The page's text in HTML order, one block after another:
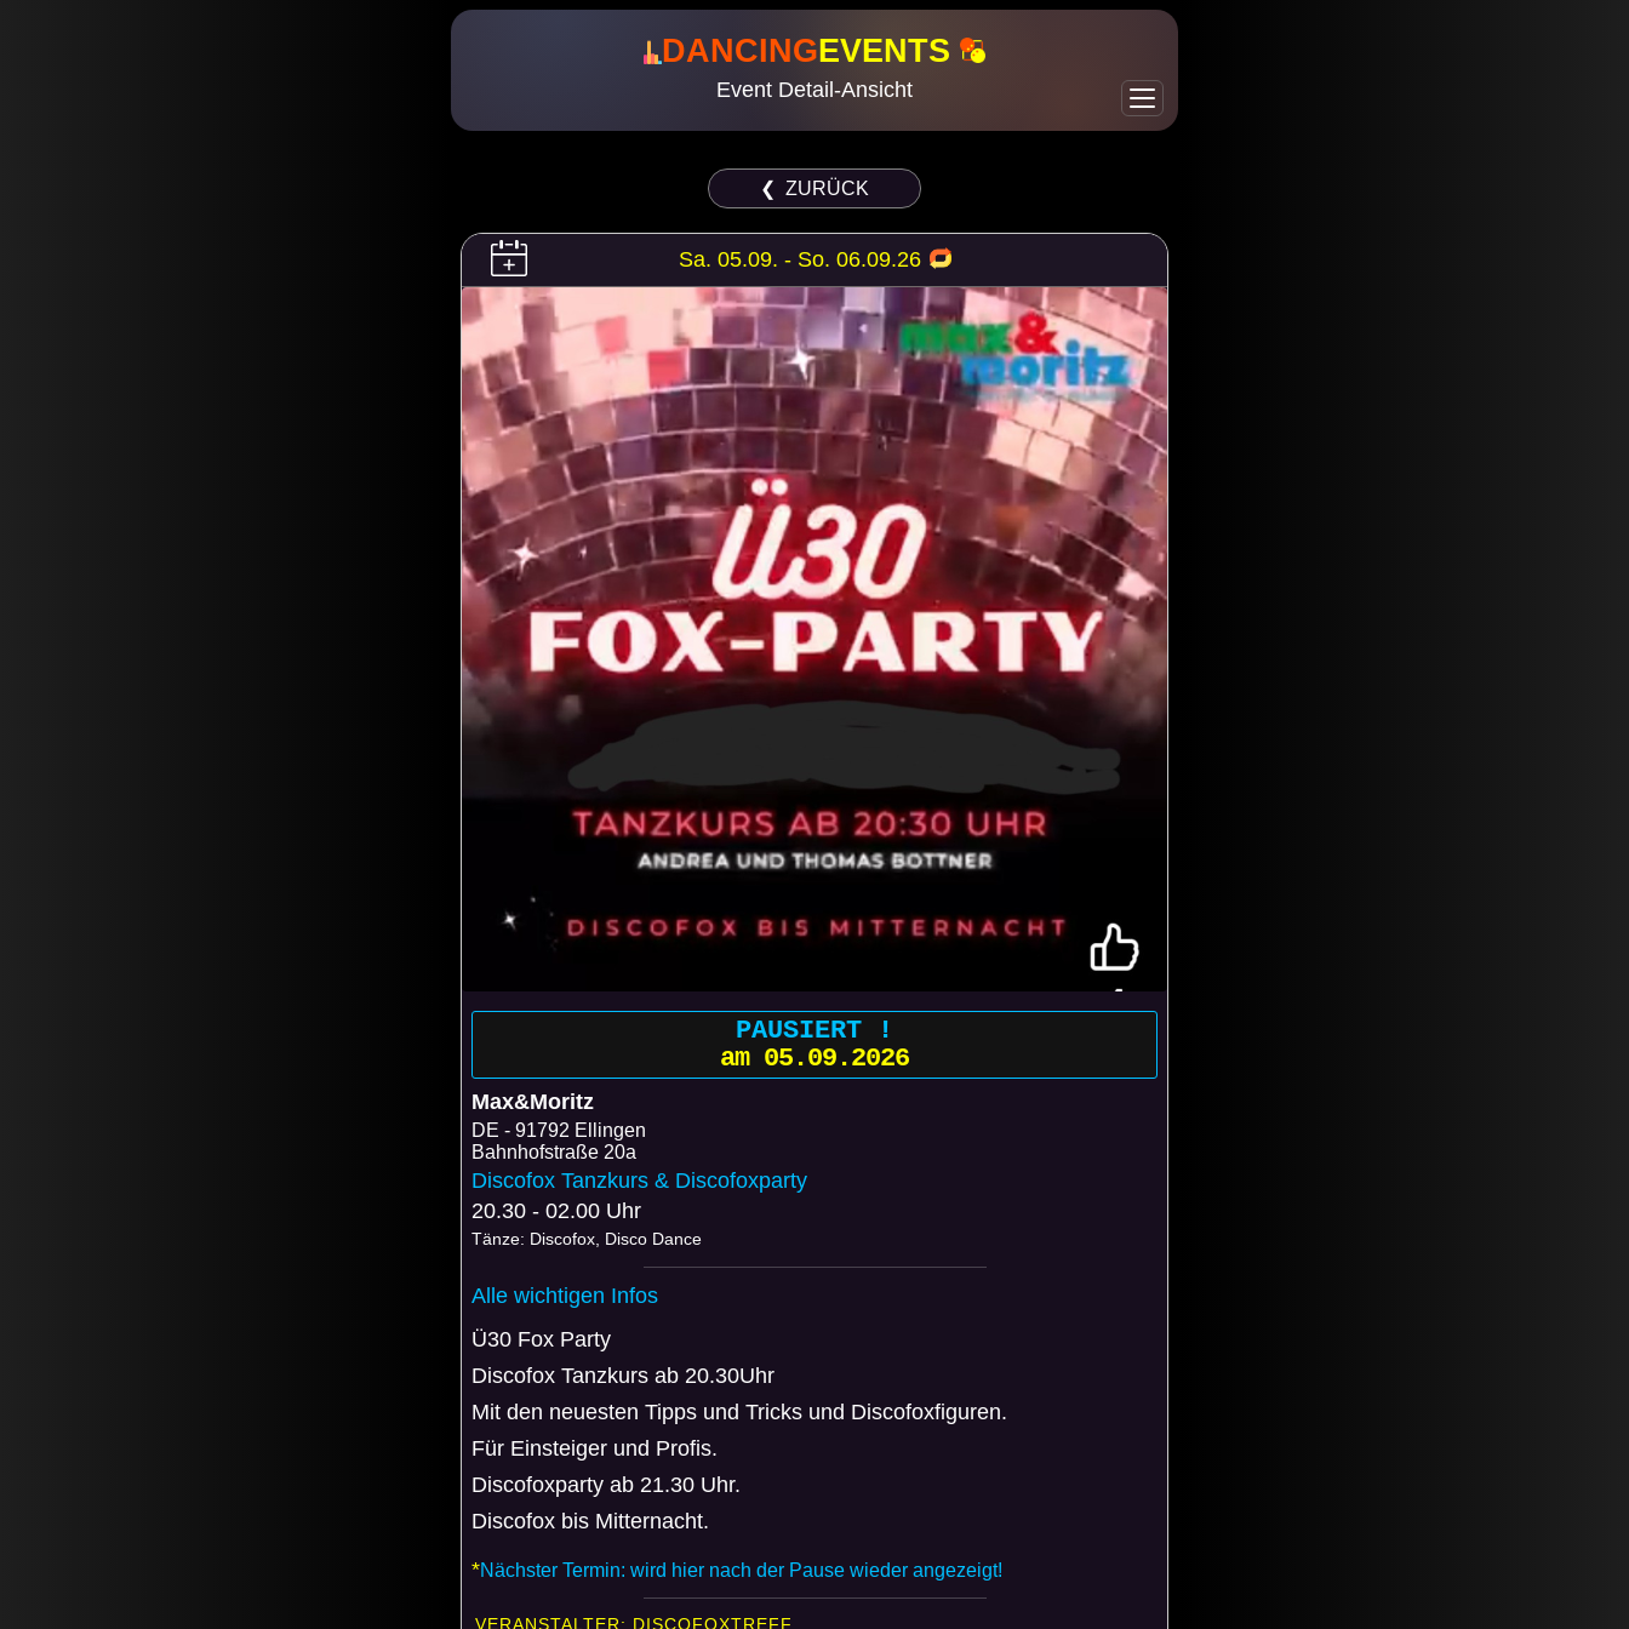
DANCINGEVENTS
Event Detail-Ansicht
❮ ZURÜCK
Sa. 05.09. - So. 06.09.26
PAUSIERT !
am 05.09.2026
Max&Moritz
DE
91792 Ellingen
Bahnhofstraße 20a
Discofox Tanzkurs & Discofoxparty
20.30 - 02.00 Uhr
Tänze: Discofox, Disco Dance
Alle wichtigen Infos
Ü30 Fox Party
Discofox Tanzkurs ab 20.30Uhr
Mit den neuesten Tipps und Tricks und Discofoxfiguren.
Für Einsteiger und Profis.
Discofoxparty ab 21.30 Uhr.
Discofox bis Mitternacht.
*Nächster Termin: wird hier nach der Pause wieder angezeigt!
VERANSTALTER: DISCOFOXTREFF